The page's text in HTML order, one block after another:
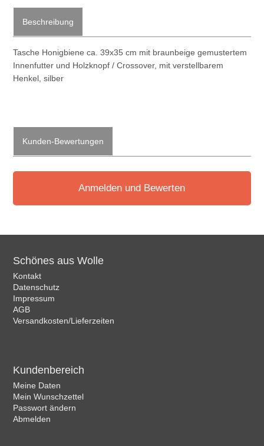
Beschreibung
Tasche Honigbiene ca. 39x35 cm mit braunbeige gemustertem
Innenfutter und Holzknopf / Crossover, mit verstellbarem
Henkel, silber
Kunden-Bewertungen
Anmelden und Bewerten
Schönes aus Wolle
Kontakt
Datenschutz
Impressum
AGB
Versandkosten/Lieferzeiten
Kundenbereich
Meine Daten
Mein Wunschzettel
Passwort ändern
Abmelden